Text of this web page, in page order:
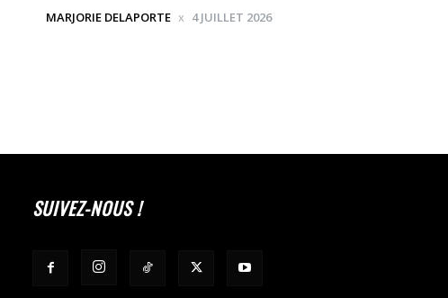
MARJORIE DELAPORTE 4 JUILLET 2026
SUIVEZ-NOUS !